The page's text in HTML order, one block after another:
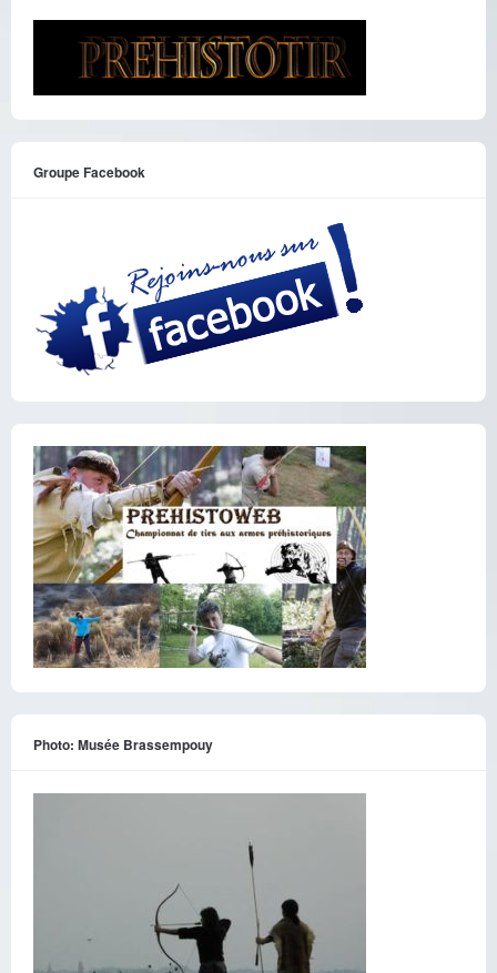
Groupe Facebook
Photo: Musée Brassempouy